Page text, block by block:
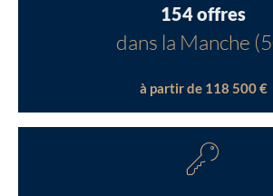
154 offres
dans la Manche
à partir de 118 500 €